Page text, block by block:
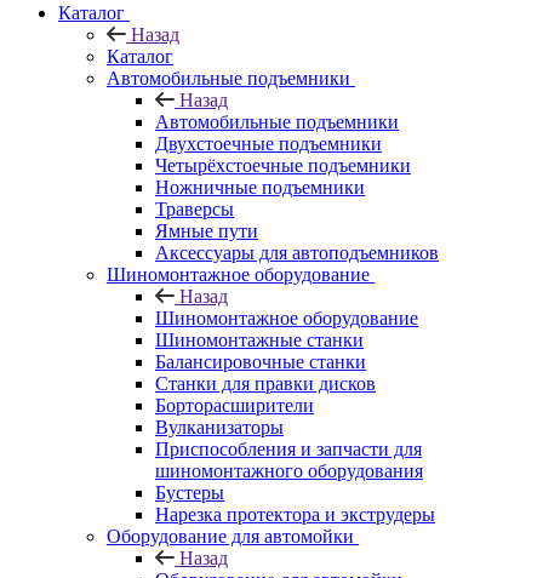
Каталог
Назад
Каталог
Автомобильные подъемники
Назад
Автомобильные подъемники
Двухстоечные подъемники
Четырёхстоечные подъемники
Ножничные подъемники
Траверсы
Ямные пути
Аксессуары для автоподъемников
Шиномонтажное оборудование
Назад
Шиномонтажное оборудование
Шиномонтажные станки
Балансировочные станки
Станки для правки дисков
Борторасширители
Вулканизаторы
Приспособления и запчасти для
шиномонтажного оборудования
Бустеры
Нарезка протектора и экструдеры
Оборудование для автомойки
Назад